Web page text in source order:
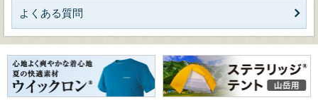
よくある質問